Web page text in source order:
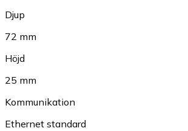
Djup
72 mm
Höjd
25 mm
Kommunikation
Ethernet standard